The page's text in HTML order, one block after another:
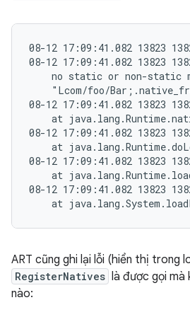
08-12 17:09:41.082 13823
08-12 17:09:41.082 13823
no static or non-static
"Lcom/foo/
08-12 17:09:41.082 13823
at
08-12 17:09:41.082 13823
at
08-12 17:09:41.082 13823
at
08-12 17:09:41.082 13823
ART cũng ghi lại lỗi (hiển thị trong
RegisterNatives là được gọi mà
nào: